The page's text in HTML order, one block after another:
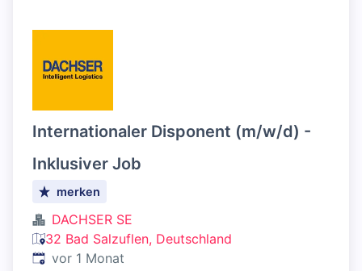
Internationaler Disponent (m/w/d) -
Inklusiver Job
merken
DACHSER SE
32 Bad Salzuflen, Deutschland
Veröffentlicht:
vor 1 Monat